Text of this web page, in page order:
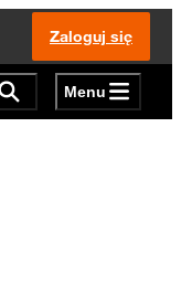
Zaloguj się
Menu